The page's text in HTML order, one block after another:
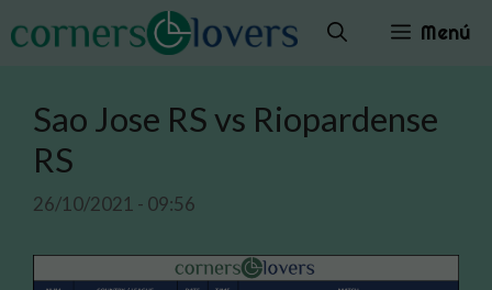
al
Menú
Sao Jose RS vs Riopardense
RS
26/10/2021 - 09:56